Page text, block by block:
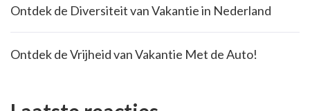
Ontdek de Diversiteit van Vakantie in Nederland
Ontdek de Vrijheid van Vakantie Met de Auto!